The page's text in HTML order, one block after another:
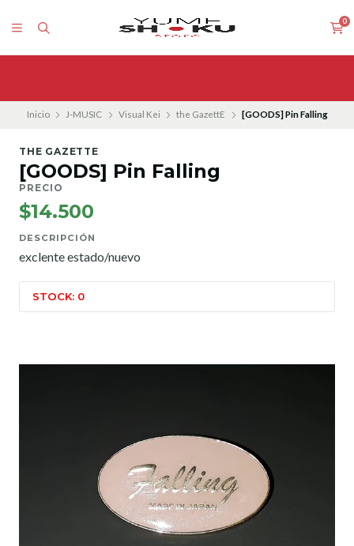
0
Inicio J-MUSIC Visual Kei the GazettE [GOODS] Pin Falling
THE GAZETTE
[GOODS] Pin Falling
PRECIO
$14.500
DESCRIPCIÓN
exclente estado/nuevo
STOCK: 0